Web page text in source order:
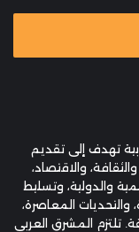
تهدف إلى تقديم
والاقتصاد،
والدولية، وتسليط
والتحديات المعاصرة،
تلتزم المشرق العربي